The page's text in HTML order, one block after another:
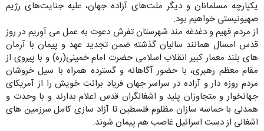
یکپارچه مسلمانان و دیگر ملت‌های آزاده جهان، علیه جنایت‌های رژیم
صهیونیستی خواهیم بود.
از مردم فهیم و دغدغه مند شهرستان تفرش دعوت به عمل می آوریم در روز
قدس امسال همانند سالیان گذشته ضمن تجدید عهد و پیمان با آرمان
های بلند معمار کبیر انقلاب اسلامی حضرت امام خمینی(ره) و با پیروی از
مقام معظم رهبری، با حضور آگاهانه و گسترده همراه با سیل خروشان
مردم روزه دار و آزاده در سراسر جهان فریاد برائت خویش را از آمریکای
جهانخوار و متجاوزان پلید و اشغالگران قدس اعلام بدارند و با وحدت و
همدلی با حماسه سازان مظلوم فلسطین تا آزاد سازی کامل سرزمین های
اشغالی از دست اسرائیل غاصب هم پیمان شوند.